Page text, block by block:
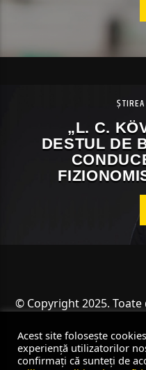
„L. C.
DESTUL DE
© Copyright 2025.
Acest site folosește
experiență utilizatorilor
confirmați că sunteți de